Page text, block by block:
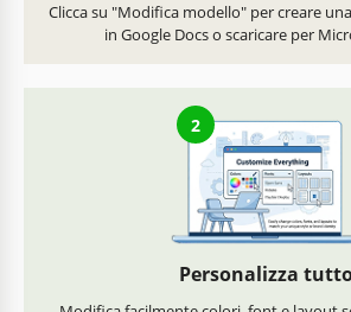
Clicca su "Modifica modello" per creare
in Google Docs o scaricare per
2
Personalizza